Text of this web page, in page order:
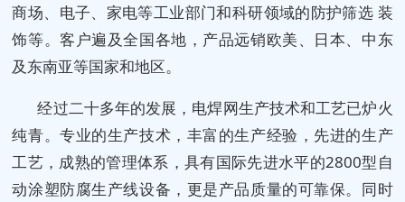
商场、电子、家电等工业部门和科研领域的防护筛选 装
饰等。客户遍及全国各地，产品远销欧美、日本、中东
及东南亚等国家和地区。
经过二十多年的发展，电焊网生产技术和工艺已炉火
纯青。专业的生产技术，丰富的生产经验，先进的生产
工艺，成熟的管理体系，具有国际先进水平的2800型自
动涂塑防腐生产线设备，更是产品质量的可靠保。同时